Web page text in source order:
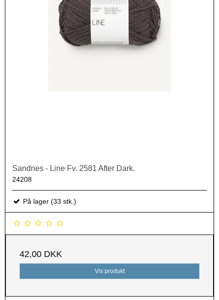
Sandnes - Line Fv. 2581 After Dark.
24208
På lager (33 stk.)
42,00 DKK
Vis produkt